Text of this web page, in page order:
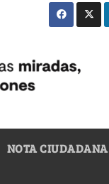
NOTA CIUDADANA